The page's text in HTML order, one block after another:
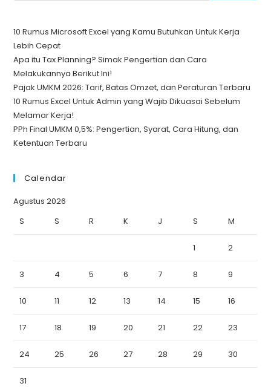
10 Rumus Microsoft Excel yang Kamu Butuhkan Untuk Kerja
Lebih Cepat
Apa itu Tax Planning? Simak Pengertian dan Cara
Melakukannya Berikut Ini!
Pajak UMKM 2026: Tarif, Batas Omzet, dan Peraturan Terbaru
10 Rumus Excel Untuk Admin yang Wajib Dikuasai Sebelum
Melamar Kerja!
PPh Final UMKM 0,5%: Pengertian, Syarat, Cara Hitung, dan
Ketentuan Terbaru
Calendar
Agustus 2026
S
S R K J S M
1 2
3 4 5 6 7 8 9
10 11 12 13 14 15 16
17 18 19 20 21 22 23
24 25 26 27 28 29 30
31